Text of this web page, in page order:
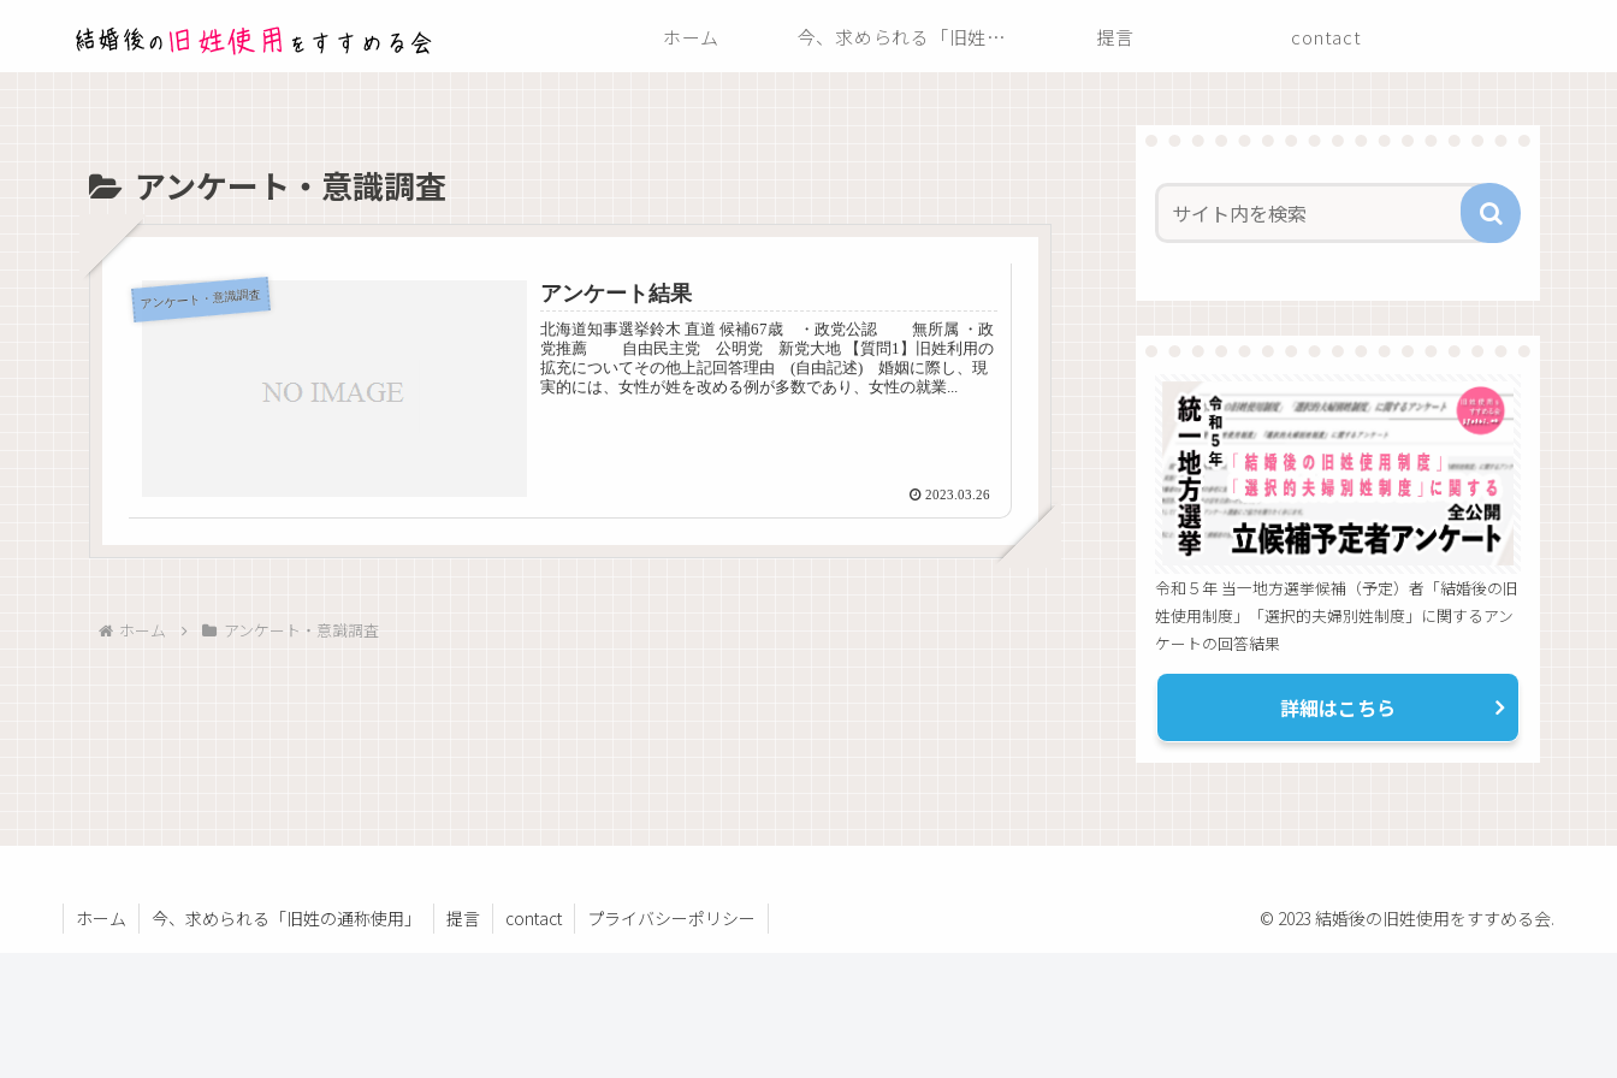
ホーム 今、求められる「旧姓の通称使用」 提言 contact
アンケート・意識調査
アンケート・意識調査 アンケート結果
北海道知事選挙鈴木 直道 候補67歳 ・政党公認 無所属 ・政
党推薦 自由民主党 公明党 新党大地 【質問1】旧姓利用の
拡充についてその他上記回答理由 (自由記述) 婚姻に際し、現
実的には、女性が姓を改める例が多数であり、女性の就業...
2023.03.26
ホーム アンケート・意識調査
令和５年 当一地方選挙候補（予定）者「結婚後の旧
姓使用制度」「選択的夫婦別姓制度」に関するアン
ケートの回答結果
詳細はこちら
ホーム 今、求められる「旧姓の通称使用」 提言 contact プライバシーポリシー © 2023 結婚後の旧姓使用をすすめる会.